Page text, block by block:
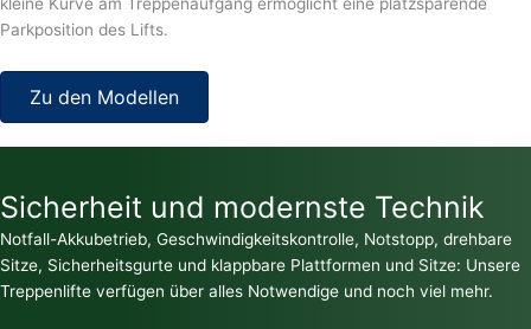
Parkposition des Lifts.
Zu den Modellen
Sicherheit und modernste Technik
Notfall-Akkubetrieb, Geschwindigkeitskontrolle, Notstopp, drehbare
Sitze, Sicherheitsgurte und klappbare Plattformen und Sitze: Unsere
Treppenlifte verfügen über alles Notwendige und noch viel mehr.